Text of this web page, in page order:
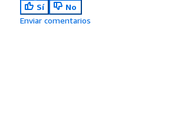
Sí
No
Enviar comentarios